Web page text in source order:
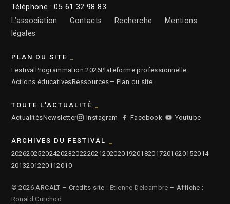
Téléphone : 05 61 32 98 83
L’association
Contacts Recherche
Mentions
légales
PLAN DU SITE
Festival Programmation 2026Plateforme professionnelle
Actions éducativesRessources— Plan du site
TOUTE L'ACTUALITÉ
ActualitésNewsletter Instagram Facebook Youtube
ARCHIVES DU FESTIVAL
2026202520242023202220212020201920182017201620152014
2013201220112010
© 2026 ARCALT – Crédits site : Etienne Delcambre – Affiche :
Ronald Curchod